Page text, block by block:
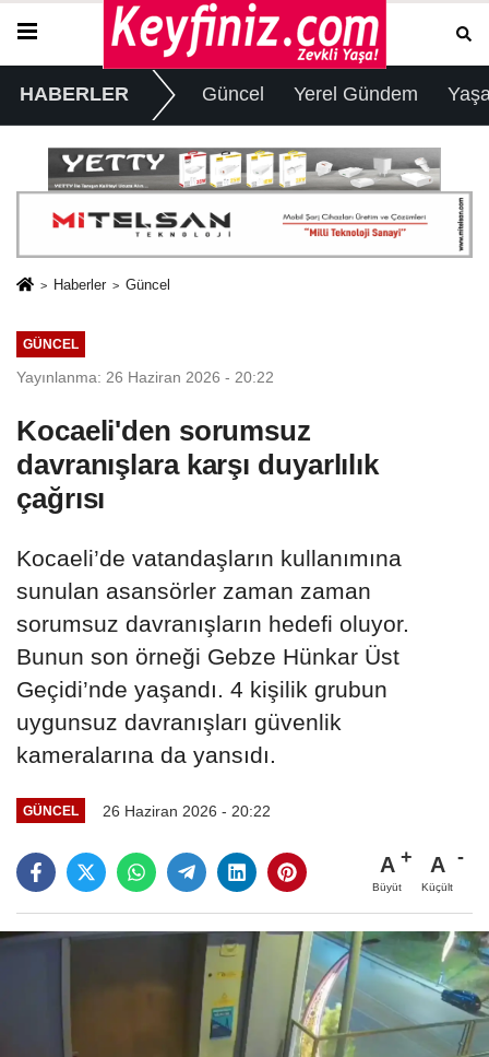
HABERLER Güncel Yerel Gündem
Haberler Güncel
GÜNCEL
Yayınlanma: 26 Haziran 2026 - 20:22
Kocaeli'den sorumsuz
davranışlara karşı duyarlılık
çağrısı
Kocaeli’de vatandaşların kullanımına
sunulan asansörler zaman zaman
sorumsuz davranışların hedefi oluyor.
Bunun son örneği Gebze Hünkar Üst
Geçidi’nde yaşandı. 4 kişilik grubun
uygunsuz davranışları güvenlik
kameralarına da yansıdı.
GÜNCEL 26 Haziran 2026 - 20:22
A
Büyüt
A
Küçült